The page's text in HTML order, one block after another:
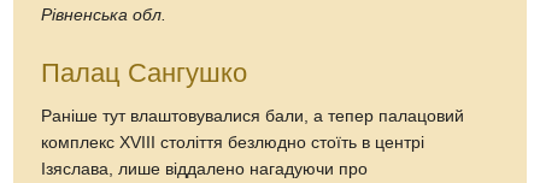
Рівненська обл.
Палац Сангушко
Раніше тут влаштовувалися бали, а тепер палацовий
комплекс XVIII століття безлюдно стоїть в центрі
Ізяслава, лише віддалено нагадуючи про